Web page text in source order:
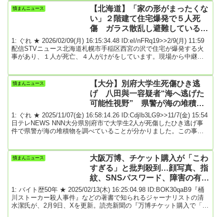
オーストリアでは3日、中道右派の国民党と中道左派の社会民主党、
リベラル政党のNEOSによる3党連立政権が発足し...※無料部分ここ
まで関連スレ「プーチン氏...
憤まんニュース
【北海道】「家の形がまったくな
い」２階建て住宅爆発で５人死
傷 ガラス散乱し避難している人
も 札幌市
1: ぐれ ★ 2026/02/09(月) 16:15:34.48 ID:eI/nFRq19>>2/9(月) 11:59
配信STVニュース北海道札幌市手稲区西宮の沢で住宅が爆発する火
事があり、１人が死亡、４人がけがをしています。現場から中継で
て、その衝撃で吹き飛んだとみられる住宅のがれきが道路に散乱し
ていて、このほか数十メートル先の住宅にも被害が出るなど、現場
憤まんニュース
【大分】別府大学生死傷ひき逃
げ 八田與一容疑者“海へ逃げた
可能性視野” 県警が海の堆積物
調べる
1: ぐれ ★ 2025/11/07(金) 16:58:14.26 ID:CdjIb3LG9>>11/7(金) 15:54
日テレNEWS NNN大分県別府市で大学生2人が死傷したひき逃げ事
件で県警が海の堆積物を調べていることが分かりました。この事件
の疑いで重要指名手配されている八田與一容疑者の行方を追ってい
ます。こうした中、八田容疑者の手がかりを探すため県警が海の堆
憤まんニュース
大阪万博、チケット購入が「こわ
すぎる」と批判殺到…顔写真、指
紋、SNSパスワード、障害の有無
まで個人情報 “ほぼ丸裸”
1: バイト歴50年 ★ 2025/02/13(木) 16:25:04.98 ID:BOK30qaB9『桶
川ストーカー殺人事件』などの著書で知られるジャーナリストの清
水潔氏が、2月9日、Xを更新。読売新聞の『万博チケット購入で「顔